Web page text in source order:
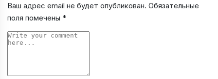
Ваш адрес email не будет опубликован. Обязательные
поля помечены *
Comment